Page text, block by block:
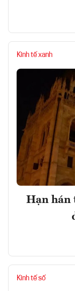
Kinh tế xanh
Hạn hán
Kinh tế số